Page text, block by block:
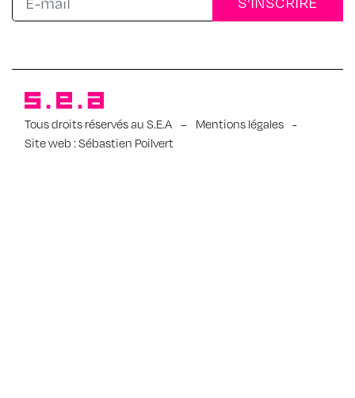
Tous droits réservés au S.E.A – Mentions légales -
Site web :Sébastien Poilvert